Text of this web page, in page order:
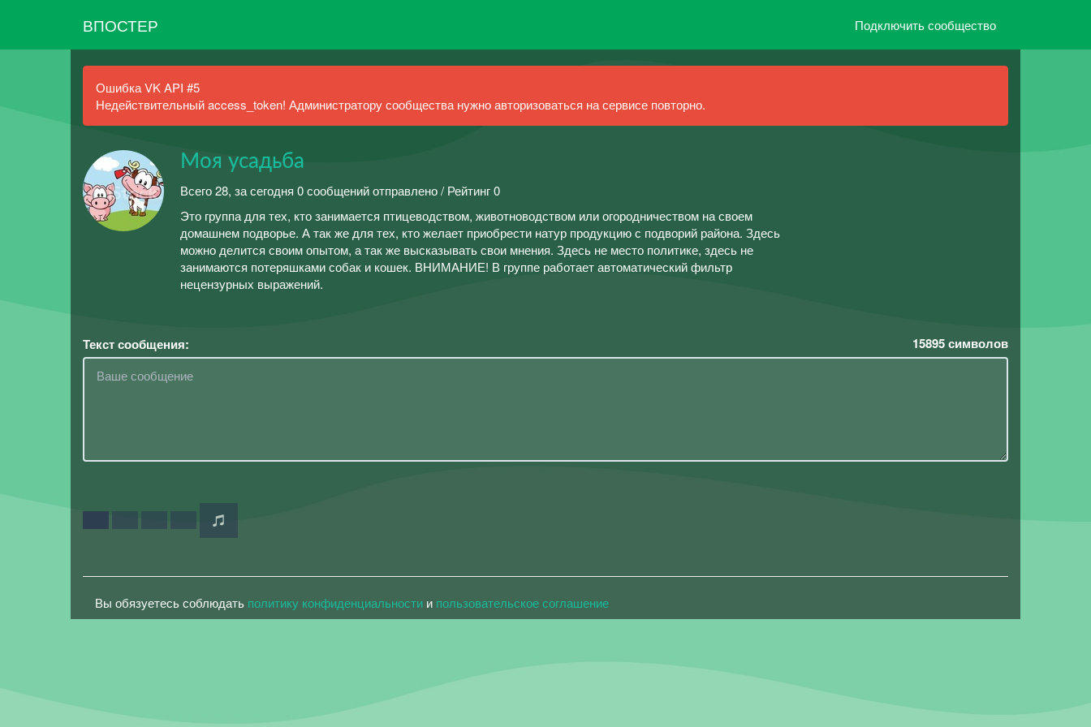
ВПОСТЕР Подключить сообщество
Ошибка VK API #5
Недействительный access_token! Администратору сообщества нужно авторизоваться на сервисе повторно.
Моя усадьба
Всего 28, за сегодня 0 сообщений отправлено / Рейтинг 0
Это группа для тех, кто занимается птицеводством, животноводством или огородничеством на своем
домашнем подворье. А так же для тех, кто желает приобрести натур продукцию с подворий района. Здесь
можно делится своим опытом, а так же высказывать свои мнения. Здесь не место политике, здесь не
занимаются потеряшками собак и кошек. ВНИМАНИЕ! В группе работает автоматический фильтр
нецензурных выражений.
Текст сообщения: 15895символов
Вы обязуетесь соблюдать политику конфиденциальности и пользовательское соглашение